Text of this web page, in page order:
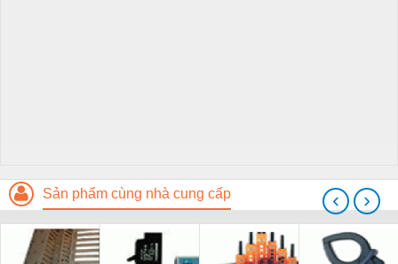
Sản phẩm cùng nhà cung cấp ‹ ›